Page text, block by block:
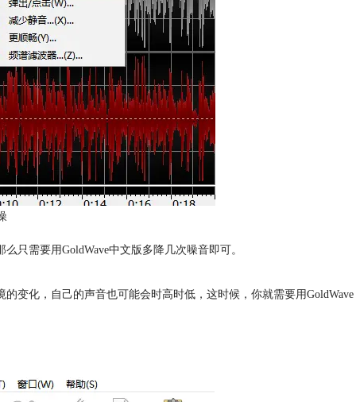
只需要用GoldWave中文版多降几次噪音即可。
变化，自己的声音也可能会时高时低，这时候，你就需要用GoldWave